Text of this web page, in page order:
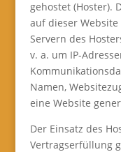
gehostet (Hoster).
auf dieser
Servern des
v. a. um IP-
Namen,
eine Website
Der Einsatz des
Vertragserfüllung